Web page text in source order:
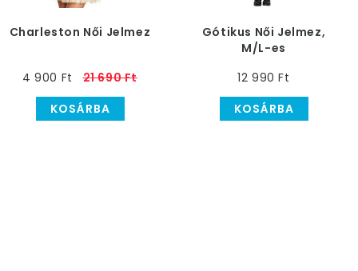
Charleston Női Jelmez
4 900 Ft
21 690 Ft
KOSÁRBA
Gótikus Női Jelmez,
M/L-es
12 990 Ft
KOSÁRBA